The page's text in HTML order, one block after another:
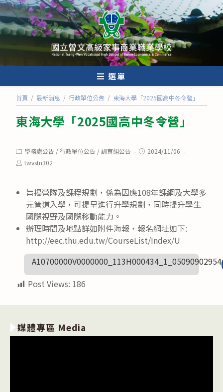
跳
轉
至
內
選單
首頁 / 最新消息 / 行政單位公告 / 東海大學「2025國高中冬令營」
東海大學「2025國高中冬令營」
Post
category:
學務處公告 /行政單位公告 /訓育組公告
Post2024/11/06
Posttwvstn302
旨揭營隊及課程規劃，係為因應108年課綱及大學多
元管道入學，可提早進行升學規劃，同時提升學生
國際視野及國際移動能力。
辦理時間及地點詳如附件海報，報名網址如下:
http://eec.thu.edu.tw/CourseList/Index/U
A10700000V0000000_113H000434_1_05090902954
Post Views: 186
媒體專區 Media